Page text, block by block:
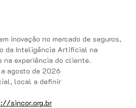
inovação no mercado de seguros,
da Inteligência Artificial na
na experiência do cliente.
agosto de 2026
local a definir
sincor.org.br